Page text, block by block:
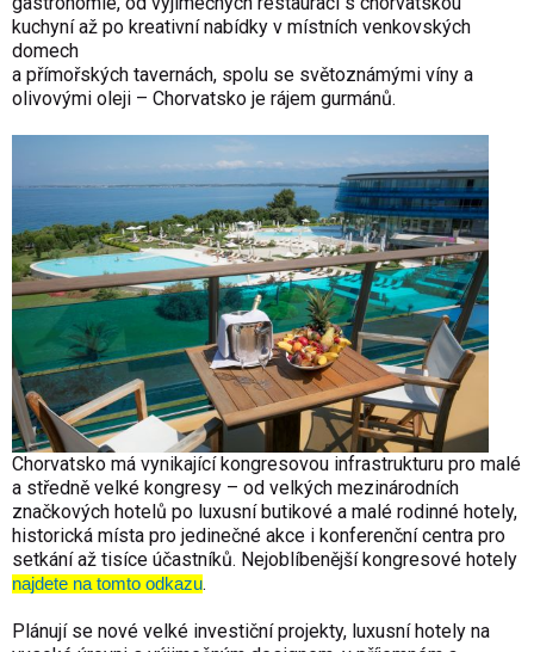
kuchyní až po kreativní nabídky v místních venkovských
domech
a přímořských tavernách, spolu se světoznámými víny a
olivovými oleji – Chorvatsko je rájem gurmánů.
Chorvatsko má vynikající kongresovou infrastrukturu pro malé
a středně velké kongresy – od velkých mezinárodních
značkových hotelů po luxusní butikové a malé rodinné hotely,
historická místa pro jedinečné akce i konferenční centra pro
setkání až tisíce účastníků. Nejoblíbenější kongresové hotely
najdete na tomto odkazu.
Plánují se nové velké investiční projekty, luxusní hotely na